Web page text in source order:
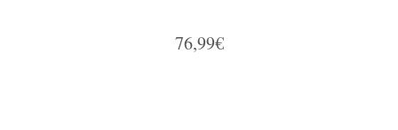
76,99€